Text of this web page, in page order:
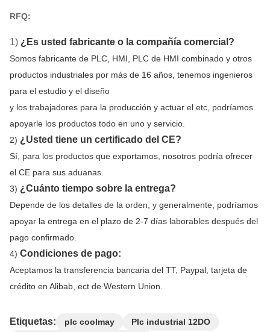
RFQ:
1) ¿Es usted fabricante o la compañía comercial?
Somos fabricante de PLC, HMI, PLC de HMI combinado y otros
productos industriales por más de 16 años, tenemos ingenieros
para el estudio y el diseño
y los trabajadores para la producción y actuar el etc, podríamos
apoyarle los productos todo en uno y servicio.
2) ¿Usted tiene un certificado del CE?
Sí, para los productos que exportamos, nosotros podría ofrecer
el CE para sus aduanas.
3) ¿Cuánto tiempo sobre la entrega?
Depende de los detalles de la orden, y generalmente, podríamos
apoyar la entrega en el plazo de 2-7 días laborables después del
pago confirmado.
4) Condiciones de pago:
Aceptamos la transferencia bancaria del TT, Paypal, tarjeta de
crédito en Alibab, ect de Western Union.
Etiquetas: plc coolmay
Plc industrial 12DO